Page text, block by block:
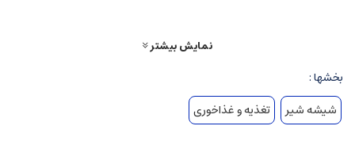
نمایش بیشتر
نمایش بیشتر
بخشها :
شیشه شیر
تغذیه و غذاخوری